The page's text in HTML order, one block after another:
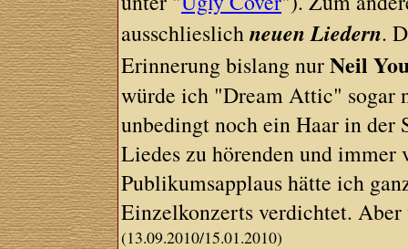
ausschlieslichneuen Liedern.
Erinnerung bislang nurNeil
würde ich "Dream Attic" sogar
unbedingt noch ein Haar in der
Liedes zu hörenden und immer
Publikumsapplaus hätte ich
Einzelkonzerts verdichtet. Aber
(13.09.2010/15.01.2010)